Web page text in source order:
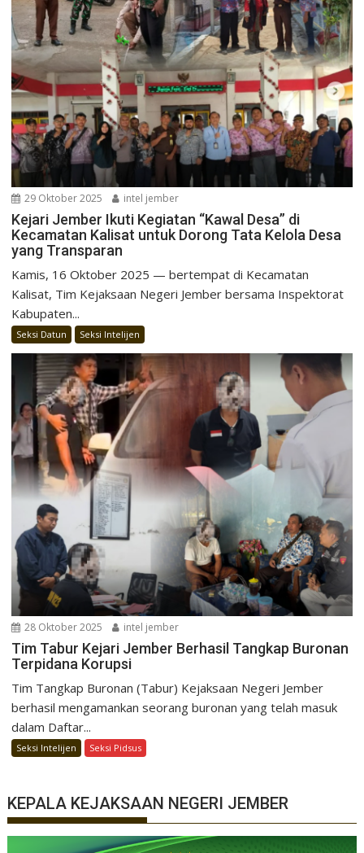
29 Oktober 2025 intel jember
Kejari Jember Ikuti Kegiatan “Kawal Desa” di
Kecamatan Kalisat untuk Dorong Tata Kelola Desa
yang Transparan
Kamis, 16 Oktober 2025 — bertempat di Kecamatan
Kalisat, Tim Kejaksaan Negeri Jember bersama Inspektorat
Kabupaten...
Seksi Datun Seksi Intelijen
28 Oktober 2025 intel jember
Tim Tabur Kejari Jember Berhasil Tangkap Buronan
Terpidana Korupsi
Tim Tangkap Buronan (Tabur) Kejaksaan Negeri Jember
berhasil mengamankan seorang buronan yang telah masuk
dalam Daftar...
Seksi Intelijen Seksi Pidsus
KEPALA KEJAKSAAN NEGERI JEMBER